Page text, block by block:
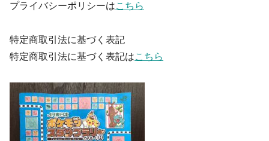
プライバシーポリシーはこちら
特定商取引法に基づく表記
特定商取引法に基づく表記はこちら